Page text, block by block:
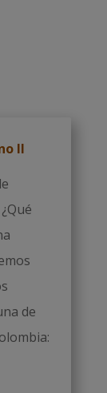
II
de